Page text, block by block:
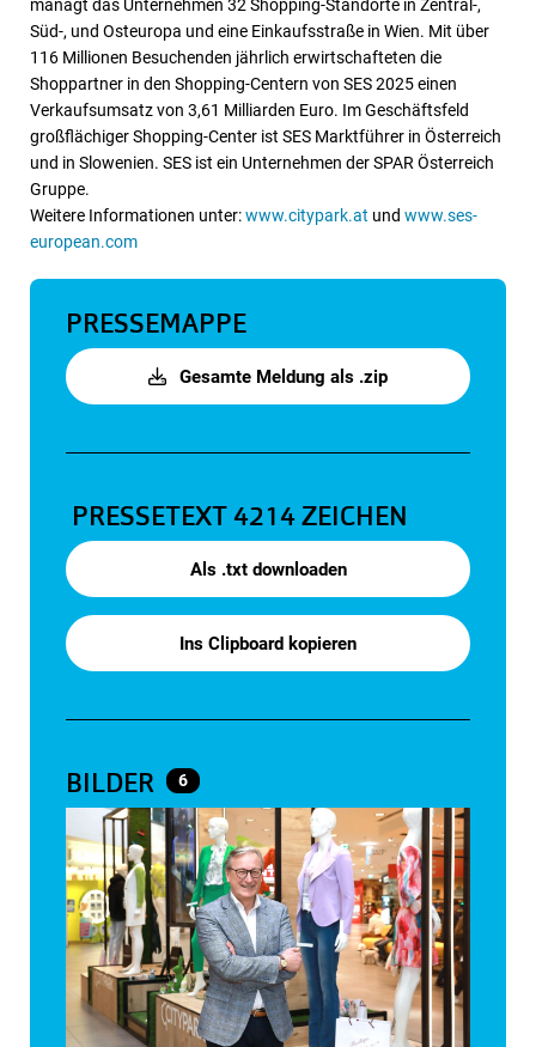
managt das Unternehmen 32 Shopping-Standorte in Zentral-,
Süd-, und Osteuropa und eine Einkaufsstraße in Wien. Mit über
116 Millionen Besuchenden jährlich erwirtschafteten die
Shoppartner in den Shopping-Centern von SES 2025 einen
Verkaufsumsatz von 3,61 Milliarden Euro. Im Geschäftsfeld
großflächiger Shopping-Center ist SES Marktführer in Österreich
und in Slowenien. SES ist ein Unternehmen der SPAR Österreich
Gruppe.
Weitere Informationen unter:www.citypark.at und www.ses-
european.com
PRESSEMAPPE
Gesamte Meldung als .zip
PRESSETEXT4214 ZEICHEN
Als .txt downloaden
Ins Clipboard kopieren
BILDER 6